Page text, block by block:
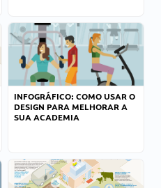
INFOGRÁFICO: COMO USAR O
DESIGN PARA MELHORAR A
SUA ACADEMIA